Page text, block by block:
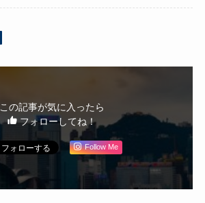
この記事が気に入ったら
フォローしてね！
Follow Me